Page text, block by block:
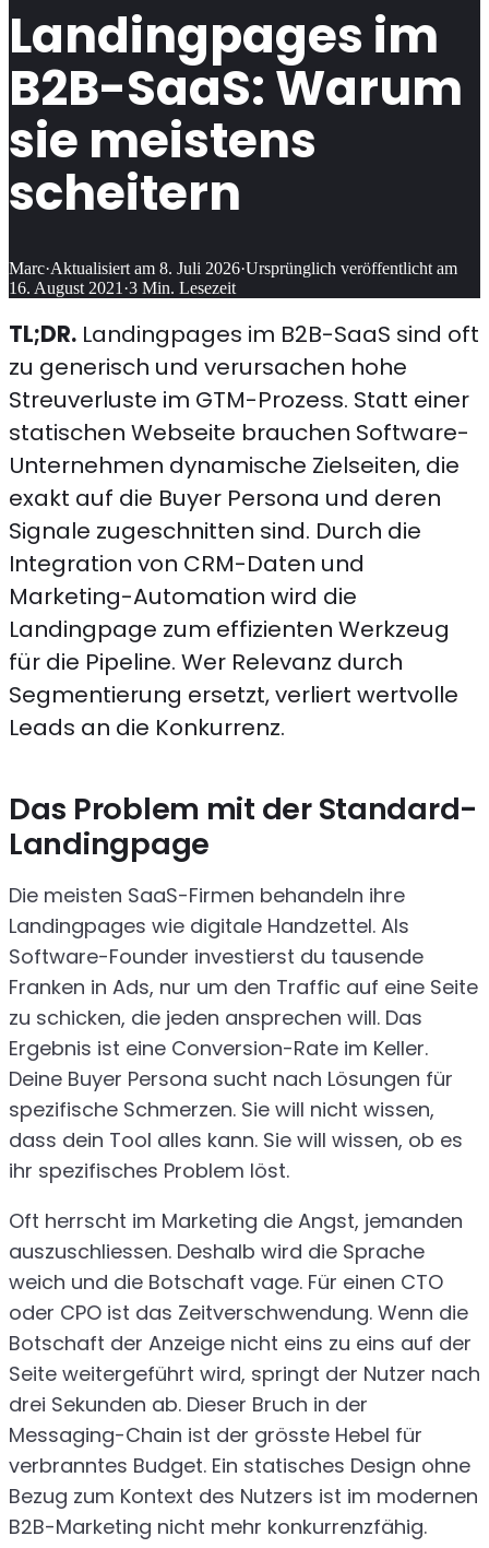
Landingpages im
B2B-SaaS: Warum
sie meistens
scheitern
Marc·Aktualisiert am 8. Juli 2026·Ursprünglich veröffentlicht am
16. August 2021 ·3 Min. Lesezeit
TL;DR. Landingpages im B2B-SaaS sind oft
zu generisch und verursachen hohe
Streuverluste im GTM-Prozess. Statt einer
statischen Webseite brauchen Software-
Unternehmen dynamische Zielseiten, die
exakt auf die Buyer Persona und deren
Signale zugeschnitten sind. Durch die
Integration von CRM-Daten und
Marketing-Automation wird die
Landingpage zum effizienten Werkzeug
für die Pipeline. Wer Relevanz durch
Segmentierung ersetzt, verliert wertvolle
Leads an die Konkurrenz.
Das Problem mit der Standard-
Landingpage
Die meisten SaaS-Firmen behandeln ihre
Landingpages wie digitale Handzettel. Als
Software-Founder investierst du tausende
Franken in Ads, nur um den Traffic auf eine Seite
zu schicken, die jeden ansprechen will. Das
Ergebnis ist eine Conversion-Rate im Keller.
Deine Buyer Persona sucht nach Lösungen für
spezifische Schmerzen. Sie will nicht wissen,
dass dein Tool alles kann. Sie will wissen, ob es
ihr spezifisches Problem löst.
Oft herrscht im Marketing die Angst, jemanden
auszuschliessen. Deshalb wird die Sprache
weich und die Botschaft vage. Für einen CTO
oder CPO ist das Zeitverschwendung. Wenn die
Botschaft der Anzeige nicht eins zu eins auf der
Seite weitergeführt wird, springt der Nutzer nach
drei Sekunden ab. Dieser Bruch in der
Messaging-Chain ist der grösste Hebel für
verbranntes Budget. Ein statisches Design ohne
Bezug zum Kontext des Nutzers ist im modernen
B2B-Marketing nicht mehr konkurrenzfähig.